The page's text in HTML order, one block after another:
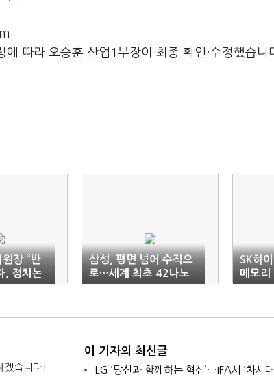
따라 오승훈 산업1부장이 최종 확인·수정했습니
장 “반
, 정치논
”
삼성, 평면 넘어 수직으
로…세계 최초 42나노
3D 적층 트랜지스터 구
SK하
메모리
급…기
겠습니다!
이 기자의 최신글
LG ‘당신과 함께하는 혁신’…IFA서 ‘차세